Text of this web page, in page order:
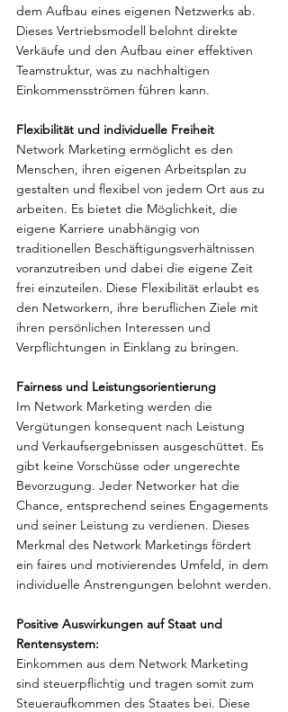
dem Aufbau eines eigenen Netzwerks ab.
Dieses Vertriebsmodell belohnt direkte
Verkäufe und den Aufbau einer effektiven
Teamstruktur, was zu nachhaltigen
Einkommensströmen führen kann.
Flexibilität und individuelle Freiheit
Network Marketing ermöglicht es den
Menschen, ihren eigenen Arbeitsplan zu
gestalten und flexibel von jedem Ort aus zu
arbeiten. Es bietet die Möglichkeit, die
eigene Karriere unabhängig von
traditionellen Beschäftigungsverhältnissen
voranzutreiben und dabei die eigene Zeit
frei einzuteilen. Diese Flexibilität erlaubt es
den Networkern, ihre beruflichen Ziele mit
ihren persönlichen Interessen und
Verpflichtungen in Einklang zu bringen.
Fairness und Leistungsorientierung
Im Network Marketing werden die
Vergütungen konsequent nach Leistung
und Verkaufsergebnissen ausgeschüttet. Es
gibt keine Vorschüsse oder ungerechte
Bevorzugung. Jeder Networker hat die
Chance, entsprechend seines Engagements
und seiner Leistung zu verdienen. Dieses
Merkmal des Network Marketings fördert
ein faires und motivierendes Umfeld, in dem
individuelle Anstrengungen belohnt werden.
Positive Auswirkungen auf Staat und
Rentensystem:
Einkommen aus dem Network Marketing
sind steuerpflichtig und tragen somit zum
Steueraufkommen des Staates bei. Diese